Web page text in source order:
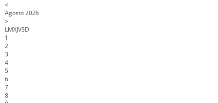
<
Agosto 2026
>
LMXJVSD
1
2
3
4
5
6
7
8